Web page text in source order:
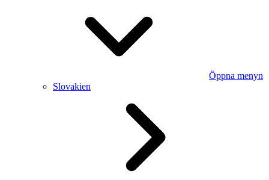
Öppna menyn
Slovakien